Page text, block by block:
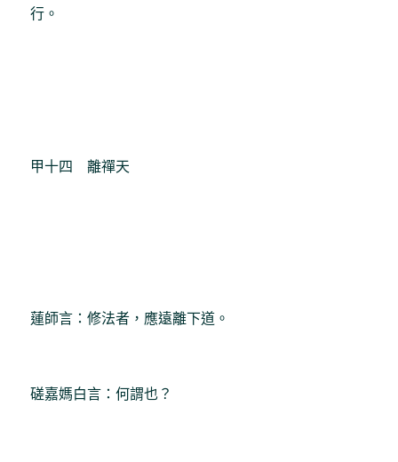
行。
甲十四 離禪天
蓮師言：修法者，應遠離下道。
磋嘉媽白言：何謂也？